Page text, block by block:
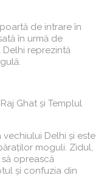
de intrare în
în urmă de
Delhi reprezintă
Ghat și Templul
vechiului Delhi și este
moguli. Zidul,
oprească
și confuzia din